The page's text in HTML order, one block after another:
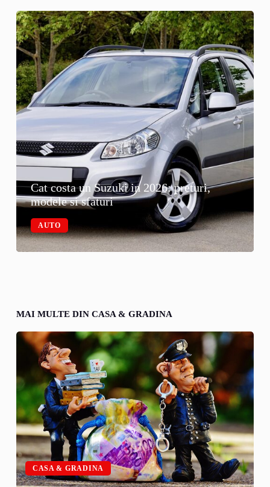
Cat costa un Suzuki in 2026: preturi,
modele si sfaturi
AUTO
MAI MULTE DIN CASA & GRADINA
CASA & GRADINA